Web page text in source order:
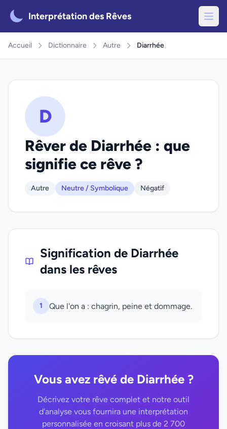
Interprétation des Rêves
Accueil Dictionnaire Autre Diarrhée
D
Rêver de Diarrhée : que
signifie ce rêve ?
Autre Neutre / Symbolique Négatif
Signification de Diarrhée
dans les rêves
1 Que l'on a : chagrin, peine et dommage.
Vous avez rêvé de Diarrhée ?
Décrivez votre rêve complet et notre outil
d'analyse vous fournira une interprétation
personnalisée en croisant plus de 2 700